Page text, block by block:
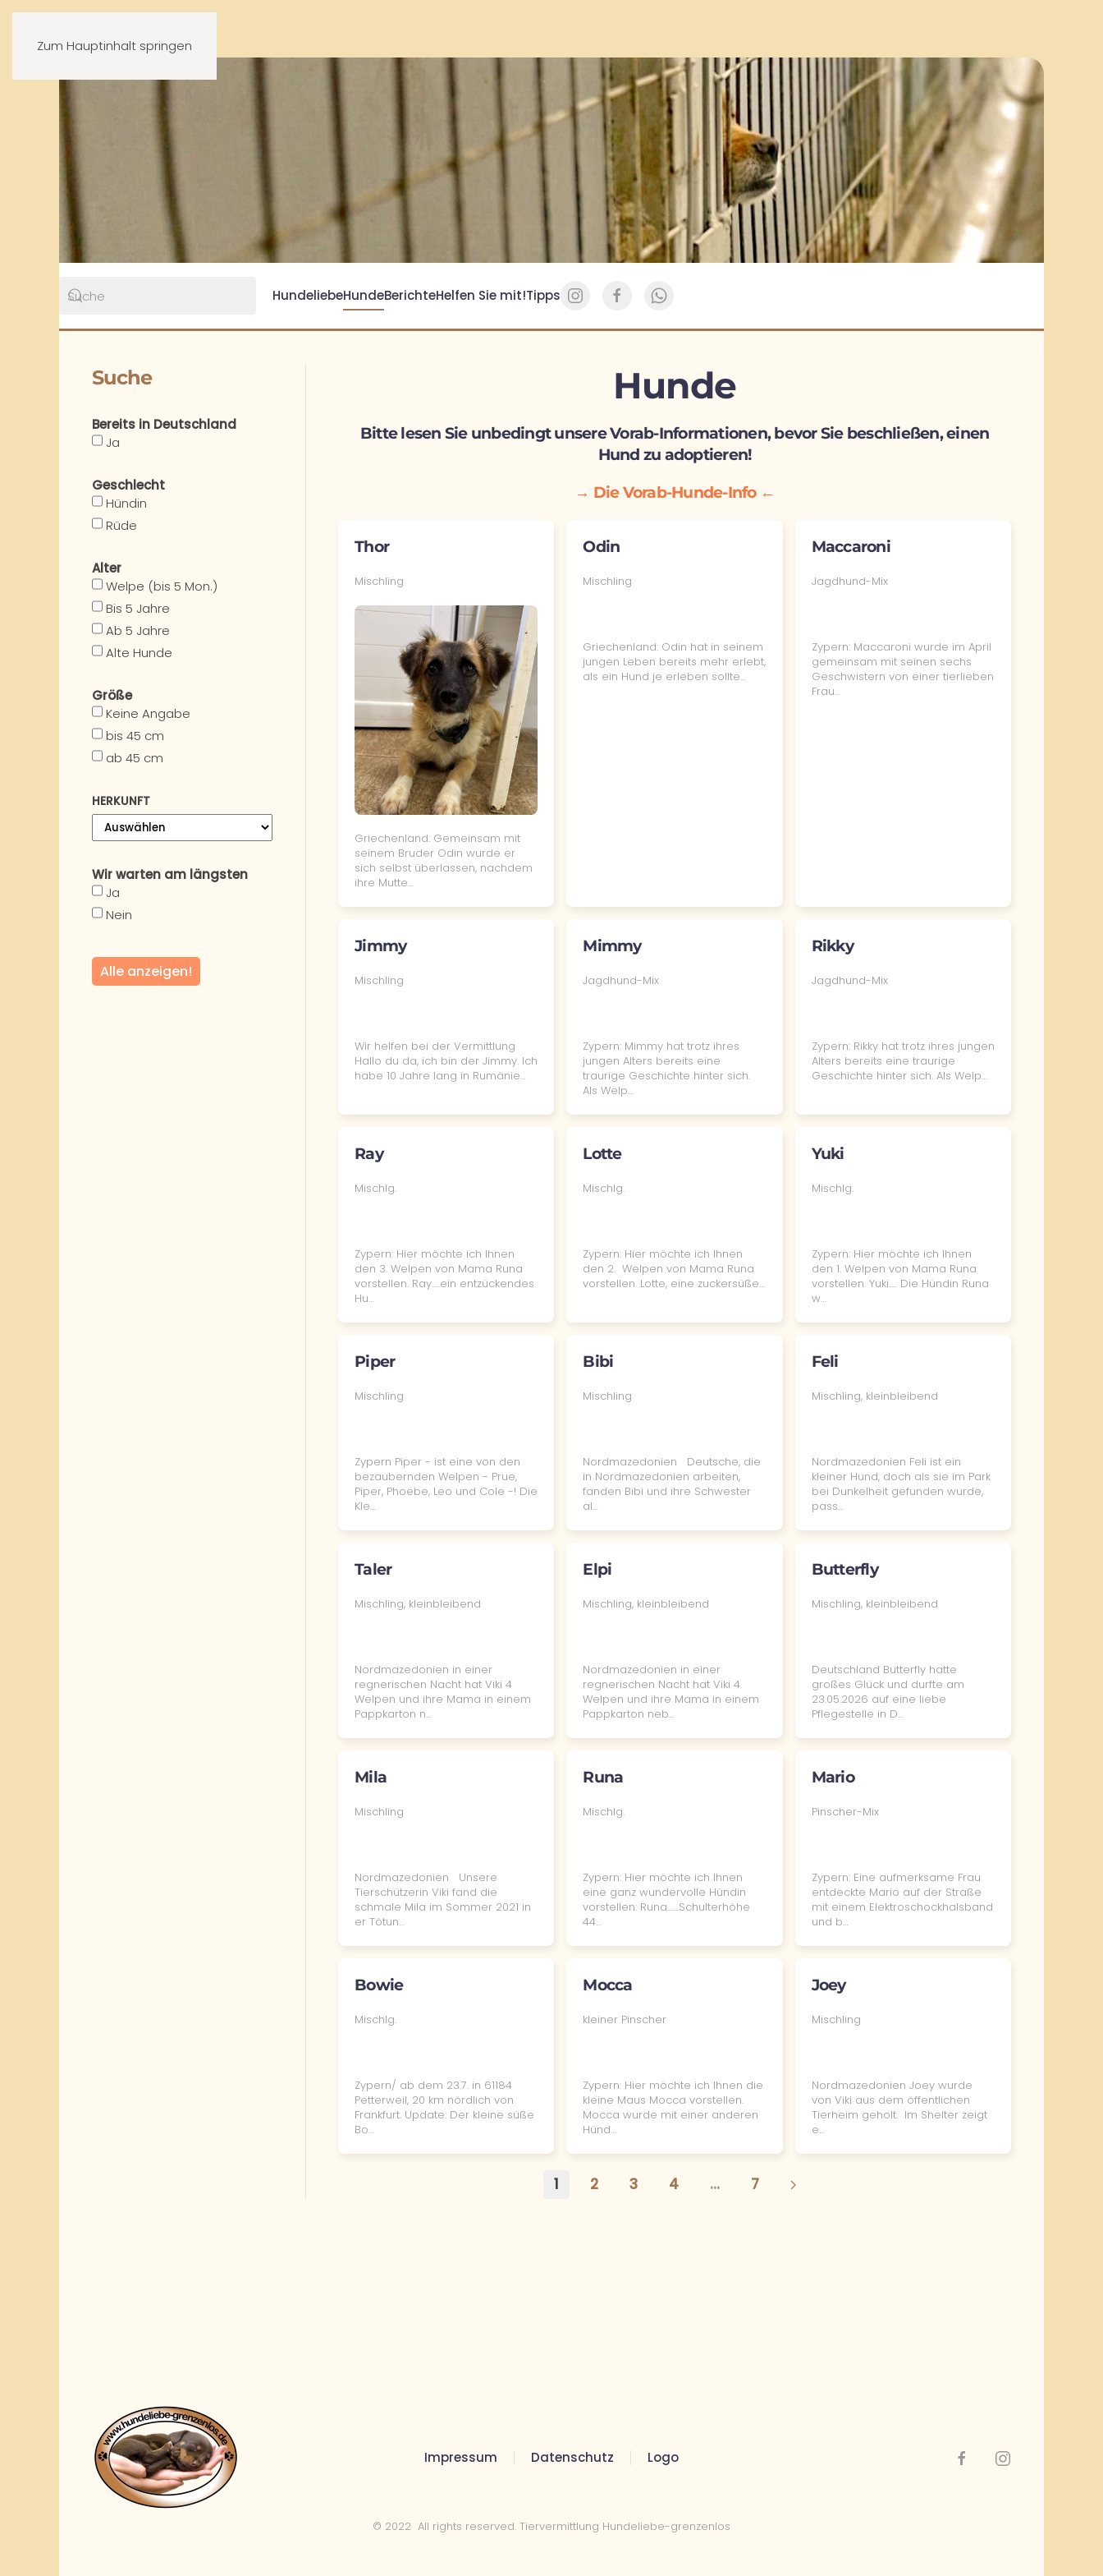
Zum Hauptinhalt springen
HundeliebeHundeBerichteHelfen Sie mit!Tipps
Suche
Bereits in Deutschland
Ja
Geschlecht
Hündin
Rüde
Alter
Welpe (bis 5 Mon.)
Bis 5 Jahre
Ab 5 Jahre
Alte Hunde
Größe
Keine Angabe
bis 45 cm
ab 45 cm
HERKUNFT
Wir warten am längsten
Ja
Nein
Alle anzeigen!
Hunde
Bitte lesen Sie unbedingt unsere Vorab-Informationen, bevor Sie beschließen, einen
Hund zu adoptieren!
→ Die Vorab-Hunde-Info ←
Thor
Mischling
Griechenland: Gemeinsam mit
seinem Bruder Odin wurde er
sich selbst überlassen, nachdem
ihre Mutte…
Odin
Mischling
Griechenland: Odin hat in seinem
jungen Leben bereits mehr erlebt,
als ein Hund je erleben sollte…
Maccaroni
Jagdhund-Mix
Zypern: Maccaroni wurde im April
gemeinsam mit seinen sechs
Geschwistern von einer tierlieben
Frau…
Jimmy
Mischling
Wir helfen bei der Vermittlung
Hallo du da, ich bin der Jimmy. Ich
habe 10 Jahre lang in Rumänie…
Mimmy
Jagdhund-Mix
Zypern: Mimmy hat trotz ihres
jungen Alters bereits eine
traurige Geschichte hinter sich.
Als Welp…
Rikky
Jagdhund-Mix
Zypern: Rikky hat trotz ihres jungen
Alters bereits eine traurige
Geschichte hinter sich. Als Welp…
Ray
Mischlg.
Zypern: Hier möchte ich Ihnen
den 3. Welpen von Mama Runa
vorstellen. Ray.....ein entzückendes
Hu…
Lotte
Mischlg.
Zypern: Hier möchte ich Ihnen
den 2. Welpen von Mama Runa
vorstellen. Lotte, eine zuckersüße…
Yuki
Mischlg.
Zypern: Hier möchte ich Ihnen
den 1. Welpen von Mama Runa
vorstellen. Yuki..... Die Hündin Runa
w…
Piper
Mischling
Zypern Piper - ist eine von den
bezaubernden Welpen - Prue,
Piper, Phoebe, Leo und Cole -! Die
Kle…
Bibi
Mischling
Nordmazedonien Deutsche, die
in Nordmazedonien arbeiten,
fanden Bibi und ihre Schwester
al…
Feli
Mischling, kleinbleibend
Nordmazedonien Feli ist ein
kleiner Hund, doch als sie im Park
bei Dunkelheit gefunden wurde,
pass…
Taler
Mischling, kleinbleibend
Nordmazedonien in einer
regnerischen Nacht hat Viki 4
Welpen und ihre Mama in einem
Pappkarton n…
Elpi
Mischling, kleinbleibend
Nordmazedonien in einer
regnerischen Nacht hat Viki 4
Welpen und ihre Mama in einem
Pappkarton neb…
Butterfly
Mischling, kleinbleibend
Deutschland Butterfly hatte
großes Glück und durfte am
23.05.2026 auf eine liebe
Pflegestelle in D…
Mila
Mischling
Nordmazedonien Unsere
Tierschützerin Viki fand die
schmale Mila im Sommer 2021 in
er Tötun…
Runa
Mischlg.
Zypern: Hier möchte ich Ihnen
eine ganz wundervolle Hündin
vorstellen: Runa.......Schulterhöhe
44…
Mario
Pinscher-Mix
Zypern: Eine aufmerksame Frau
entdeckte Mario auf der Straße
mit einem Elektroschockhalsband
und b…
Bowie
Mischlg.
Zypern/ ab dem 23.7. in 61184
Petterweil, 20 km nördlich von
Frankfurt. Update: Der kleine süße
Bo…
Mocca
kleiner Pinscher
Zypern: Hier möchte ich Ihnen die
kleine Maus Mocca vorstellen.
Mocca wurde mit einer anderen
Hünd…
Joey
Mischling
Nordmazedonien Joey wurde
von Viki aus dem öffentlichen
Tierheim geholt. Im Shelter zeigt
e…
1 2 3 4 … 7
Impressum Datenschutz Logo
© 2022 All rights reserved. Tiervermittlung Hundeliebe-grenzenlos